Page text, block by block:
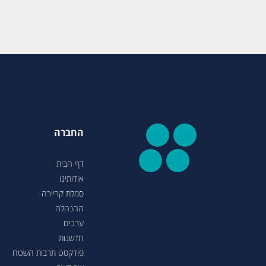
החברה
דף הבית
אודותינו
סמלת קריירה
ההנהלה
ערכים
חדשנות
פודקסט תרבות השטח